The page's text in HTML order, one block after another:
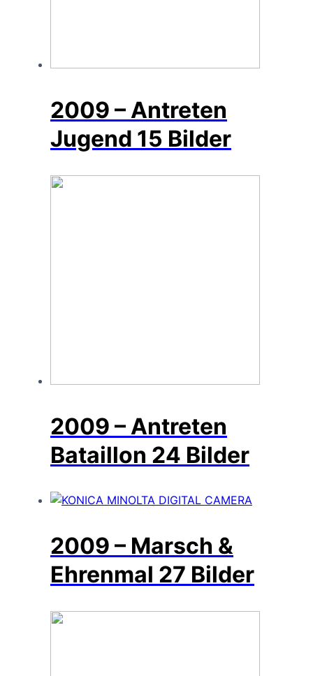
2009 – Antreten
Jugend 15 Bilder
2009 – Antreten
Bataillon 24 Bilder
2009 – Marsch &
Ehrenmal 27 Bilder